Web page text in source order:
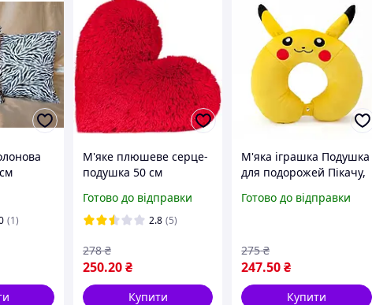
(1)
М'яке плюшеве серце-
подушка 50 см
іграшка подушка
Серце Love
Готово до відправки
2.8 (5)
250.20₴
278 ₴
Купити
М'яка іграшка Подушка
для подорожей Пікачу,
Пікачу Жовта
Готово до відправки
247.50₴
275 ₴
Купити